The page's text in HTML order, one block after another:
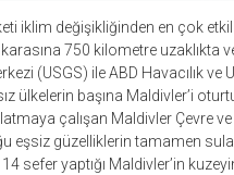
iklim değişikliğinden en çok
750 kilometre uzaklıkta
(USGS) ile ABD Havacılık ve
başına Maldivler’i
çalışan Maldivler Çevre
güzelliklerin tamamen sular
sefer yaptığı Maldivler’in